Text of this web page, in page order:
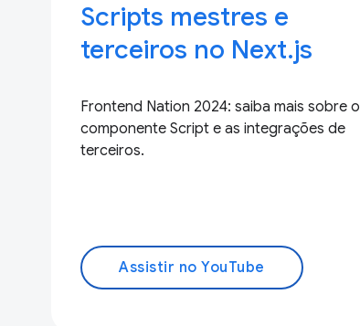
Scripts mestres e
terceiros no Next.js
Frontend Nation 2024: saiba mais sobre o
componente Script e as integrações de
terceiros.
Assistir no YouTube